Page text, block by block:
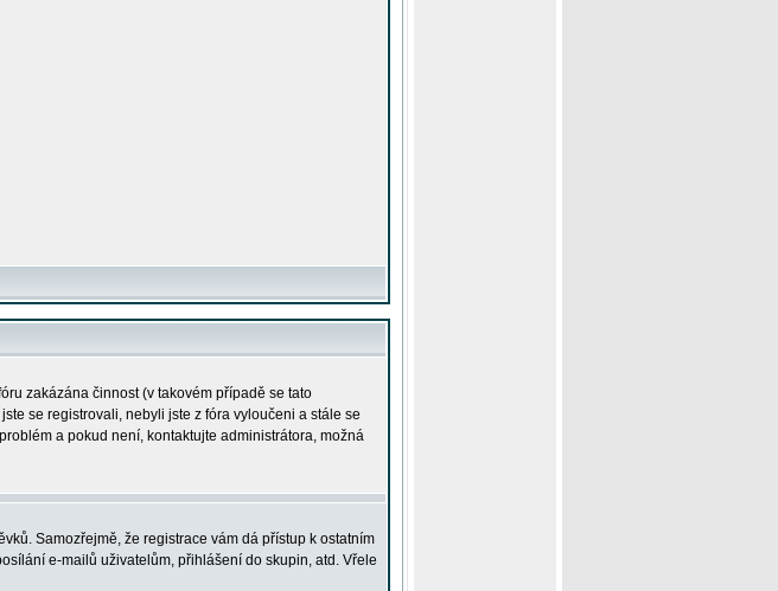
zakázána činnost (v takovém případě se tato
se registrovali, nebyli jste z fóra vyloučeni a stále se
a pokud není, kontaktujte administrátora, možná
Samozřejmě, že registrace vám dá přístup k ostatním
e-mailů uživatelům, přihlášení do skupin, atd. Vřele